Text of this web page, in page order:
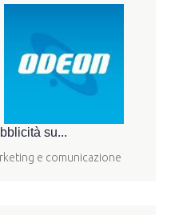
su...
e comunicazione